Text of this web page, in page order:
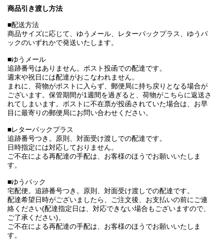
商品引き渡し方法
■配送方法
商品サイズに応じて、ゆうメール、レターパックプラス、ゆうパ
ックのいずれかで発送いたします。
■ゆうメール
追跡番号はありません。ポスト投函での配達です。
週末や祝日には配達がおこなわれません。
まれに、荷物がポストに入らず、郵便局に持ち戻りとなる場合が
ございます。保管期間が1週間を過ぎると、荷物がこちらに返送さ
れてしまいます。ポストに不在票が投函されていた場合は、お早
目に最寄りの郵便局にお問い合わせください。
■レターパックプラス
追跡番号つき。原則、対面受け渡しでの配達です。
日時指定には対応しておりません。
ご不在による再配達の手配は、お客様のほうでお願いいたしま
す。
■ゆうパック
宅配便。追跡番号つき。原則、対面受け渡しでの配達です。
配達希望日時がございましたら、ご注文後、お支払いの前にご連
絡ください(配達指定日は、対応できない場合もございますので、
ご了承ください)。
ご不在による再配達の手配は、お客様のほうでお願いいたしま
す。